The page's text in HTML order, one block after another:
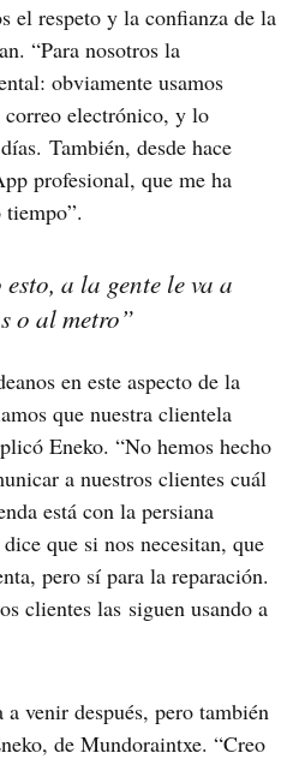
el respeto y la confianza de la
“Para nosotros la
obviamente usamos
electrónico, y lo
También, desde hace
profesional, que me ha
a la gente le va a
o al metro”
en este aspecto de la
que nuestra clientela
Eneko. “No hemos hecho
a nuestros clientes cuál
está con la persiana
que si nos necesitan, que
pero sí para la reparación.
clientes las siguen usando a
venir después, pero también
de Mundoraintxe. “Creo